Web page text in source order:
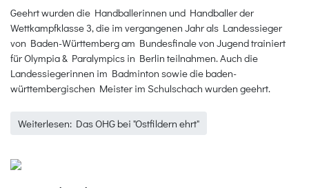
Geehrt wurden die Handballerinnen und Handballer der
Wettkampfklasse 3, die im vergangenen Jahr als Landessieger
von Baden-Württemberg am Bundesfinale von Jugend trainiert
für Olympia & Paralympics in Berlin teilnahmen. Auch die
Landessiegerinnen im Badminton sowie die baden-
württembergischen Meister im Schulschach wurden geehrt.
Weiterlesen: Das OHG bei "Ostfildern ehrt"